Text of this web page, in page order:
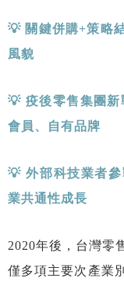
💡 關鍵併購+策略
風貌
💡 疫後零售集團新
會員、自有品牌
💡外部科技業者
業共通性成長
2020年後，台灣零
僅多項主要次產業